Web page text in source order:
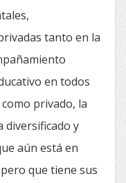
tanto en la
en todos
privado, la
diversificado y
aún está en
que tiene sus